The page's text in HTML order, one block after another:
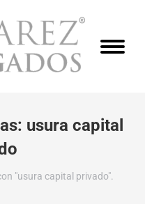
usura capital
"usura capital privado".